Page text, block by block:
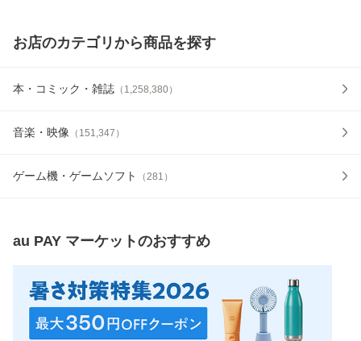
お店のカテゴリから商品を探す
本・コミック・雑誌 （ 1,258,380）
音楽・映像 （ 151,347 ）
ゲーム機・ゲームソフト （281 ）
au PAY マーケットのおすすめ